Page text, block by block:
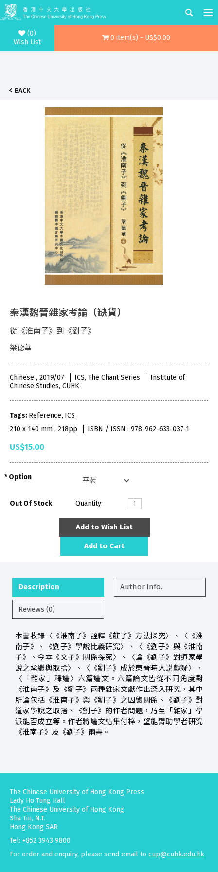
(0)
Wish List
0 item(s) - US$0.00
BACK
秦漢魏晉雜家考論（缺貨）
從《淮南子》到《劉子》
梁德華
Chinese , 2019/07 ICS, The Chant Series
Institute of
Chinese Studies, CUHK
Tags: Reference, ICS
210 x 140 mm , 218pp
ISBN / ISSN : 978-962-633-037-1
US$15.00
Option
Out Of Stock Quantity:
Add to Wish List
Add to Cart
Description Author Info.
Reviews (0)
本書收錄〈《淮南子》詮釋《莊子》方法探究〉、〈《淮
南子》、《劉子》學說比義研究〉、〈《劉子》與《淮南
子》、今本《文子》關係探究〉、〈論《劉子》對道家學
說之承繼與取捨〉、〈《劉子》成於東晉時人説獻疑〉、
〈「雜家」釋論〉六篇論文。六篇論文皆從不同角度對
《淮南子》及《劉子》兩種雜家文獻作出深入研究，其中
所論包括《淮南子》與《劉子》之因襲關係、《劉子》對
道家學說之取捨、《劉子》的作者問題，乃至「雜家」學
派能否成立等。作者將論文結集付梓，望能臂助學者研究
《淮南子》及《劉子》兩書。
The Chinese University of Hong Kong Press
Lady Ho Tung Hall
The Chinese University of Hong Kong
Sha Tin, N.T.
Hong Kong SAR
Tel: +852 3943 9800
For order and enquiry, please send email to cup@cuhk.edu.hk